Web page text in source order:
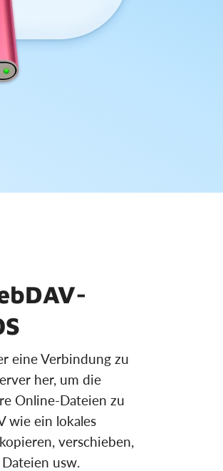
eine Verbindung zu
her, um die
Online-Dateien zu
wie ein lokales
verschieben,
usw.